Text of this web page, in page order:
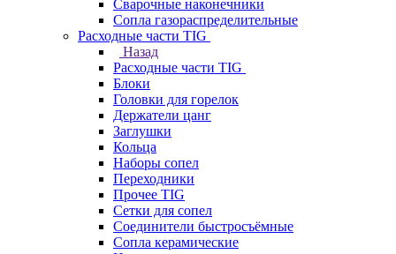
Сварочные наконечники
Сопла газораспределительные
Расходные части TIG
Назад
Расходные части TIG
Блоки
Головки для горелок
Держатели цанг
Заглушки
Кольца
Наборы сопел
Переходники
Прочее TIG
Сетки для сопел
Соединители быстросъёмные
Сопла керамические